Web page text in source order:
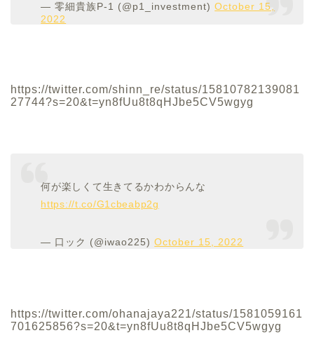
— 零細貴族P-1 (@p1_investment)October 15,
2022
https://twitter.com/shinn_re/status/15810782139081
27744?s=20&t=yn8fUu8t8qHJbe5CV5wgyg
何が楽しくて生きてるかわからんな
https://t.co/G1cbeabp2g
— 口ック (@iwao225)October 15, 2022
https://twitter.com/ohanajaya221/status/1581059161
701625856?s=20&t=yn8fUu8t8qHJbe5CV5wgyg